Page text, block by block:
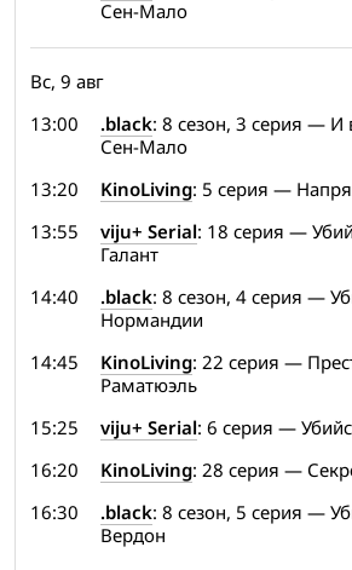
Сен-Мало
Вс, 9 авг
13:00
.black: 8 сезон, 3 серия — И
Сен-Мало
13:20
KinoLiving: 5 серия —
13:55
viju+ Serial: 18 серия —
Галант
14:40
.black: 8 сезон, 4 серия —
Нормандии
14:45
KinoLiving: 22 серия —
Раматюэль
15:25
viju+ Serial: 6 серия —
16:20
KinoLiving: 28 серия —
16:30
.black: 8 сезон, 5 серия —
Вердон